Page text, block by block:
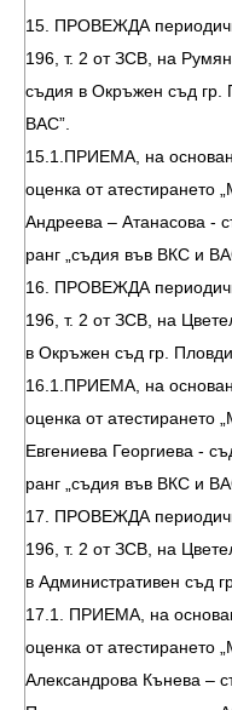
15. ПРОВЕЖДА
196, т. 2 от ЗСВ, на
съдия в Окръжен съд гр.
ВАС”.
15.1.ПРИЕМА, на
оценка от
Андреева – Атанасова -
ранг „съдия във ВКС и
16. ПРОВЕЖДА
196, т. 2 от ЗСВ, на
в Окръжен съд гр.
16.1.ПРИЕМА, на
оценка от
Евгениева Георгиева -
ранг „съдия във ВКС и
17. ПРОВЕЖДА
196, т. 2 от ЗСВ, на
в Административен съд
17.1. ПРИЕМА, на
оценка от
Александрова Кънева –